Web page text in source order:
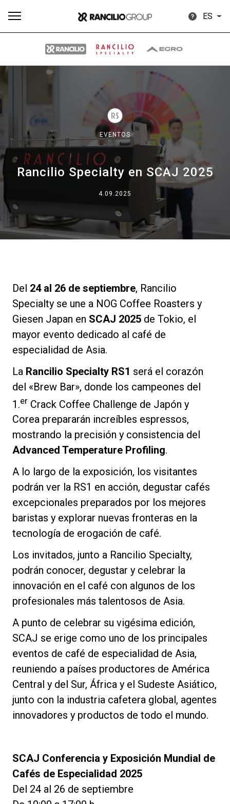
ES
EVENTOS
Rancilio Specialty en SCAJ 2025
4.09.2025
Del 24 al 26 de septiembre, Rancilio
Specialty se une a NOG Coffee Roasters y
Giesen Japan en SCAJ 2025 de Tokio, el
mayor evento dedicado al café de
especialidad de Asia.
La Rancilio Specialty RS1 será el corazón
del «Brew Bar», donde los campeones del
1.er Crack Coffee Challenge de Japón y
Corea prepararán increíbles espressos,
mostrando la precisión y consistencia del
Advanced Temperature Profiling.
A lo largo de la exposición, los visitantes
podrán ver la RS1 en acción, degustar cafés
excepcionales preparados por los mejores
baristas y explorar nuevas fronteras en la
tecnología de erogación de café.
Los invitados, junto a Rancilio Specialty,
podrán conocer, degustar y celebrar la
innovación en el café con algunos de los
profesionales más talentosos de Asia.
A punto de celebrar su vigésima edición,
SCAJ se erige como uno de los principales
eventos de café de especialidad de Asia,
reuniendo a países productores de América
Central y del Sur, África y el Sudeste Asiático,
junto con la industria cafetera global, agentes
innovadores y productos de todo el mundo.
SCAJ Conferencia y Exposición Mundial de
Cafés de Especialidad 2025
Del 24 al 26 de septiembre
Productos Noticias Descargar
Our brands
Group
Historia
Nuestros laboratorios
Sostenibilidad
Connect
Contacto
Política de Privacidad